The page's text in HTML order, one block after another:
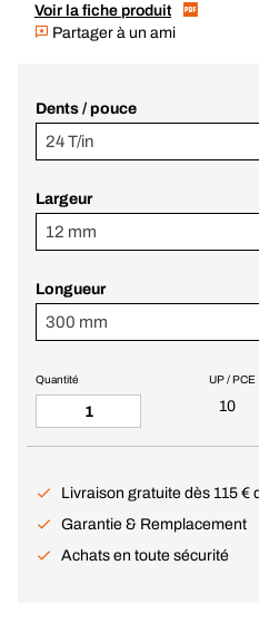
Voir la fiche produit
Partager à un ami
Dents / pouce
24 T/in
Largeur
12 mm
Longueur
300 mm
UP / PCE
10
Quantité
Livraison gratuite dès 115 €
Garantie & Remplacement
Achats en toute sécurité